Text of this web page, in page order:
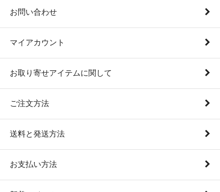
お問い合わせ
マイアカウント
お取り寄せアイテムに関して
ご注文方法
送料と発送方法
お支払い方法